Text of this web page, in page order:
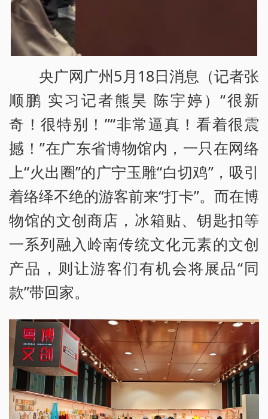
央广网广州5月18日消息（记者张
顺鹏 实习记者熊昊 陈宇婷）“很新
奇！很特别！”“非常逼真！看着很震
撼！”在广东省博物馆内，一只在网络
上“火出圈”的广宁玉雕“白切鸡”，吸引
着络绎不绝的游客前来“打卡”。而在博
物馆的文创商店，冰箱贴、钥匙扣等
一系列融入岭南传统文化元素的文创
产品，则让游客们有机会将展品“同
款”带回家。